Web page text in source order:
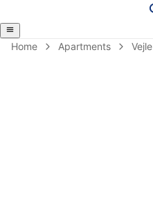
Home Apartments Vejle